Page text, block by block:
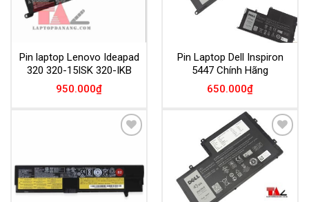
Pin laptop Lenovo Ideapad
320 320-15ISK 320-IKB
950.000₫
Pin Laptop Dell Inspiron
5447 Chính Hãng
650.000₫
Add to
Wishlist